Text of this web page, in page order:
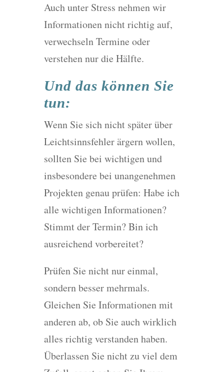
Auch unter Stress nehmen wir
Informationen nicht richtig auf,
verwechseln Termine oder
verstehen nur die Hälfte.
Und das können Sie
tun:
Wenn Sie sich nicht später über
Leichtsinnsfehler ärgern wollen,
sollten Sie bei wichtigen und
insbesondere bei unangenehmen
Projekten genau prüfen: Habe ich
alle wichtigen Informationen?
Stimmt der Termin? Bin ich
ausreichend vorbereitet?
Prüfen Sie nicht nur einmal,
sondern besser mehrmals.
Gleichen Sie Informationen mit
anderen ab, ob Sie auch wirklich
alles richtig verstanden haben.
Überlassen Sie nicht zu viel dem